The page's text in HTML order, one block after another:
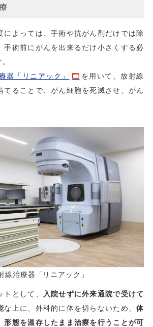
によっては、手術や抗がん剤だけでは除
手術前にがんを出来るだけ小さくする必
器「リニアック」
を用いて、放射線
てることで、がん細胞を死滅させ、がん
線治療器「リニアック」
として、
入院せずに外来通院で受けて
な上に、外科的に体を切らないため、体
形態を温存したまま治療を行うことが可